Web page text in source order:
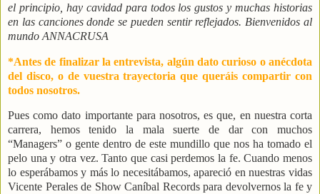
el principio, hay cavidad para todos los gustos y muchas historias
en las canciones donde se pueden sentir reflejados. Bienvenidos al
mundo ANNACRUSA
*Antes de finalizar la entrevista, algún dato curioso o anécdota
del disco, o de vuestra trayectoria que queráis compartir con
todos nosotros.
Pues como dato importante para nosotros, es que, en nuestra corta
carrera, hemos tenido la mala suerte de dar con muchos
“Managers” o gente dentro de este mundillo que nos ha tomado el
pelo una y otra vez. Tanto que casi perdemos la fe. Cuando menos
lo esperábamos y más lo necesitábamos, apareció en nuestras vidas
Vicente Perales de Show Caníbal Records para devolvernos la fe y